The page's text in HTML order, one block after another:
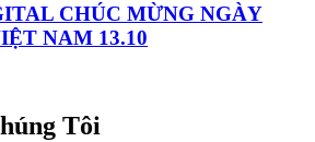
CHÚC MỪNG NGÀY
NAM 13.10
Tôi